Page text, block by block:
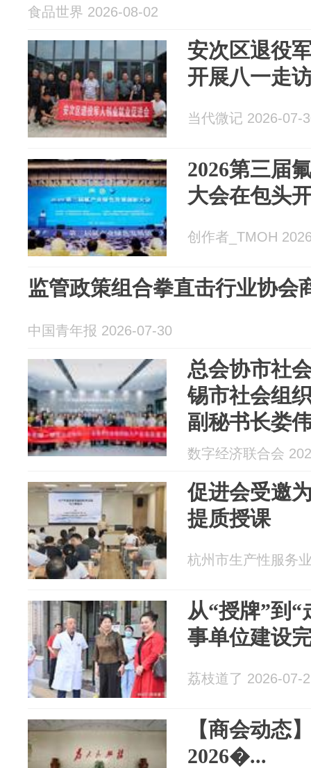
食品世界 2026-08-02
安次区退役
开展八一走
当代微记 2026-07-
2026第三届
大会在包头
创作者_TMOH
监管政策组合拳直击行业协会
中国青年报 2026-07-30
总会协市社
锡市社会组
副秘书长娄
数字经济联合会
促进会受邀
提质授课
杭州市生产性服务
从“授牌”到
事单位建设
荔枝道了 2026-07-
【商会动态
2026�...